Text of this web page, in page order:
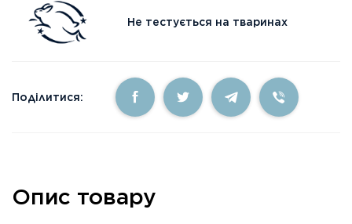
Не тестується на тваринах
Поділитися:
Опис товару